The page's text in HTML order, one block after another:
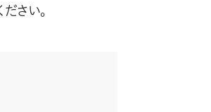
さい。